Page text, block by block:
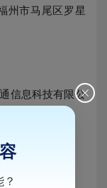
州市马尾区罗星
信息科技有限公
1#5-2A室